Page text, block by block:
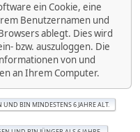
ein Cookie, eine
Benutzernamen und
ablegt. Dies wird
bzw. auszuloggen. Die
von und
an Ihrem Computer.